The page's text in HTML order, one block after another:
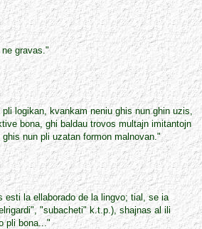
gravas."
logikan, kvankam neniu ghis nun ghin uzis,
bona, ghi baldau trovos multajn imitantojn
nun pli uzatan formon malnovan."
la ellaborado de la lingvo; tial, se ia
"subacheti" k.t.p.), shajnas al ili
pli bona..."